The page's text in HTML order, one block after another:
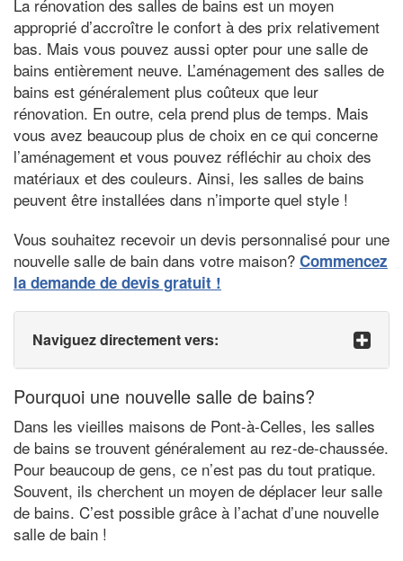
La rénovation des salles de bains est un moyen
approprié d’accroître le confort à des prix relativement
bas. Mais vous pouvez aussi opter pour une salle de
bains entièrement neuve. L’aménagement des salles de
bains est généralement plus coûteux que leur
rénovation. En outre, cela prend plus de temps. Mais
vous avez beaucoup plus de choix en ce qui concerne
l’aménagement et vous pouvez réfléchir au choix des
matériaux et des couleurs. Ainsi, les salles de bains
peuvent être installées dans n’importe quel style !
Vous souhaitez recevoir un devis personnalisé pour une
nouvelle salle de bain dans votre maison? Commencez
la demande de devis gratuit !
Naviguez directement vers:
Pourquoi une nouvelle salle de bains?
Dans les vieilles maisons de Pont-à-Celles, les salles
de bains se trouvent généralement au rez-de-chaussée.
Pour beaucoup de gens, ce n’est pas du tout pratique.
Souvent, ils cherchent un moyen de déplacer leur salle
de bains. C’est possible grâce à l’achat d’une nouvelle
salle de bain !